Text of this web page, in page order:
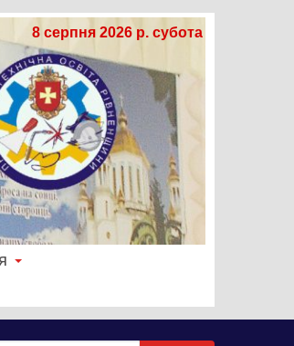
8 серпня 2026 р. субота